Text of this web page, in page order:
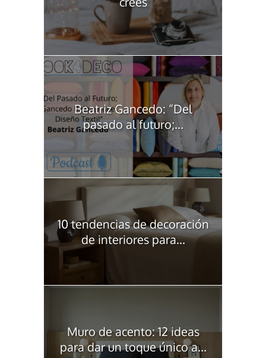
Beatriz Gancedo: “Del
pasado al futuro;...
10 tendencias de decoración
de interiores para...
Muro de acento: 12 ideas
para dar un toque único a...